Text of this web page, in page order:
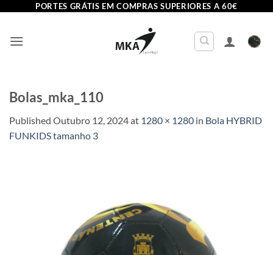
content
PORTES GRÁTIS EM COMPRAS SUPERIORES A 60€
Bolas_mka_110
Published Outubro 12, 2024at 1280 × 1280 in Bola HYBRID
FUNKIDS tamanho 3